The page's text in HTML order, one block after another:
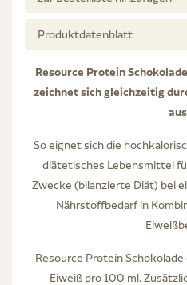
Produktdatenblatt
Resource Protein
zeichnet sich gleichzeitig
So eignet sich die
diätetisches Lebensmittel
Zwecke (bilanzierte Diät) bei
Nährstoffbedarf in
Resource Protein
Eiweiß pro 100 ml.